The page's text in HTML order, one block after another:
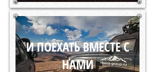
И ПОЕХАТЬ ВМЕСТЕ С
НАМИ